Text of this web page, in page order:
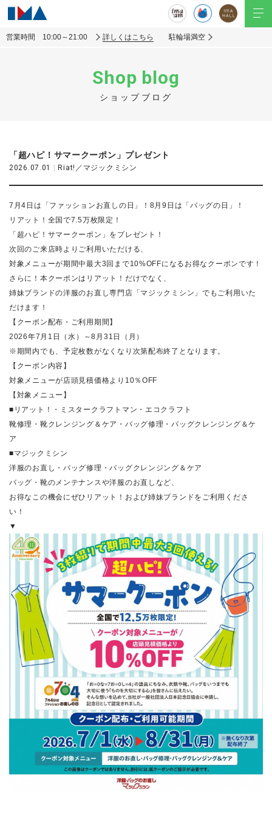
営業時間 10:00～21:00 詳しくはこちら 駐輪場満空
Shop blog
ショップブログ
「超ハピ！サマークーポン」プレゼント
2026.07.01 | Riat!／マジックミシン
7月4日は「ファッションお直しの日」！8月9日は「バッグの日」！
リアット！全国で7.5万枚限定！
「超ハピ！サマークーポン」をプレゼント！
次回のご来店時よりご利用いただける、
対象メニューが期間中最大3回まで10%OFFになるお得なクーポンです！
さらに！本クーポンはリアット！だけでなく、
姉妹ブランドの洋服のお直し専門店「マジックミシン」でもご利用いた
だけます！
【クーポン配布・ご利用期間】
2026年7月1日（水）～8月31日（月）
※期間内でも、予定枚数がなくなり次第配布終了となります。
【クーポン内容】
対象メニューが店頭見積価格より10％OFF
【対象メニュー】
■リアット！・ミスタークラフトマン・エコクラフト
靴修理・靴クレンジング＆ケア・バッグ修理・バッグクレンジング＆ケ
ア
■マジックミシン
洋服のお直し・バッグ修理・バッグクレンジング＆ケア
バッグ・靴のメンテナンスや洋服のお直しなど、
お得なこの機会にぜひリアット！および姉妹ブランドをご利用くださ
い！
▼